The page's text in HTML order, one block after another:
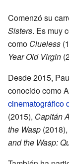
Comenzó su
Sisters. Es muy
como Clueless
Year Old Virgin
Desde 2015,
conocido como
cinematográfico
(2015), Capitán
the Wasp (2018),
and the Wasp: